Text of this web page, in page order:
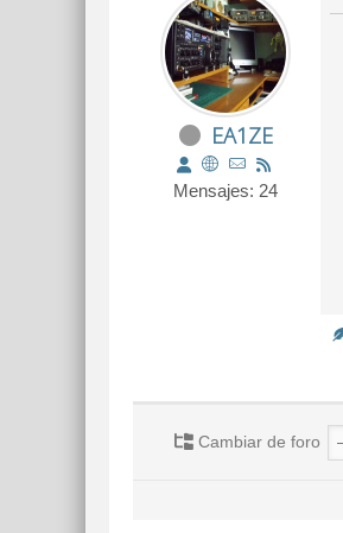
EA1ZE
Mensajes: 24
Cambiar de foro